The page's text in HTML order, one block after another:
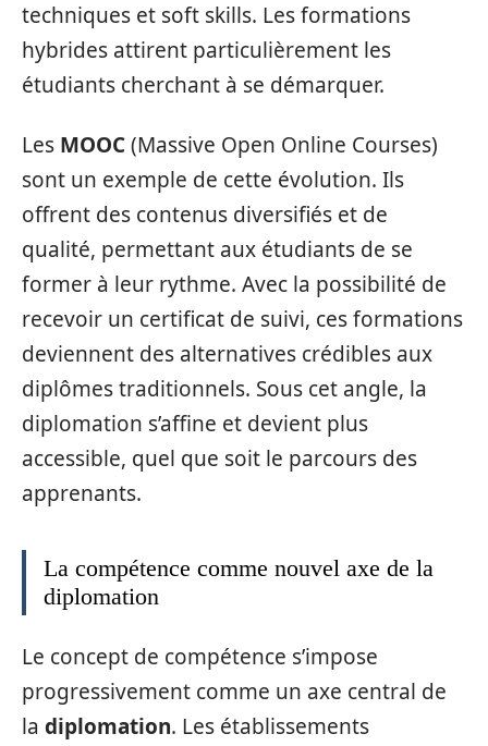
techniques et soft skills. Les formations
hybrides attirent particulièrement les
étudiants cherchant à se démarquer.
Les MOOC(Massive Open Online Courses)
sont un exemple de cette évolution. Ils
offrent des contenus diversifiés et de
qualité, permettant aux étudiants de se
former à leur rythme. Avec la possibilité de
recevoir un certificat de suivi, ces formations
deviennent des alternatives crédibles aux
diplômes traditionnels. Sous cet angle, la
diplomation s’affine et devient plus
accessible, quel que soit le parcours des
apprenants.
La compétence comme nouvel axe de la
diplomation
Le concept de compétence s’impose
progressivement comme un axe central de
la diplomation. Les établissements